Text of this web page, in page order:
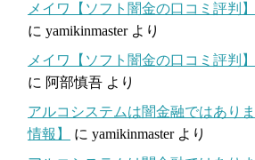
メイワ【ソフト闇金の口コミ評判
に yamikinmasterより
メイワ【ソフト闇金の口コミ評判
に 阿部慎吾 より
アルコシステムは闇金融ではあり
情報】
に yamikinmasterより